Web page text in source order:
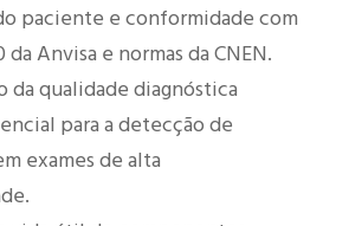
paciente e conformidade com
da Anvisa e normas da CNEN.
da qualidade diagnóstica
para a detecção de
exames de alta